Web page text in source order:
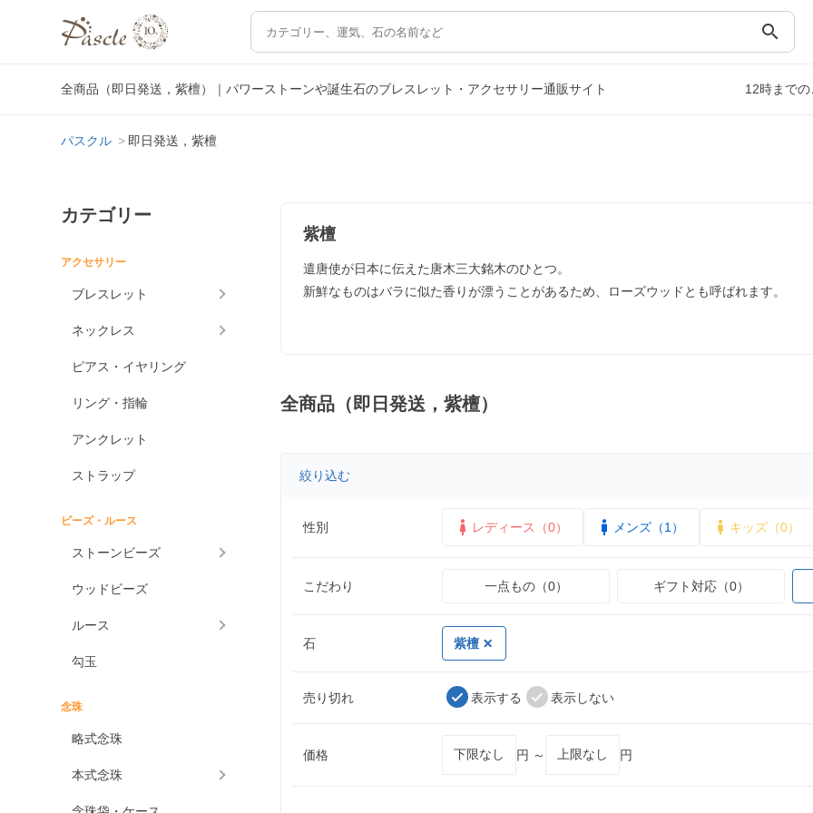
search
全商品（即日発送，紫檀）｜パワーストーンや誕生石のブレスレット・アクセサリー通販サイト 12時まで
パスクル 即日発送，紫檀
カテゴリー
アクセサリー
ブレスレット
ネックレス
ピアス・イヤリング
リング・指輪
アンクレット
ストラップ
ビーズ・ルース
ストーンビーズ
ウッドビーズ
ルース
勾玉
念珠
略式念珠
本式念珠
紫檀
遣唐使が日本に伝えた唐木三大銘木のひとつ。
新鮮なものはバラに似た香りが漂うことがあるため、ローズウッドとも呼ばれます。
全商品（即日発送，紫檀）
絞り込む
性別 レディース（0） メンズ（1） キッズ（0）
こだわり 一点もの（0） ギフト対応（0）
石 紫檀
売り切れ 表示する 表示しない
価格 円 ～ 円